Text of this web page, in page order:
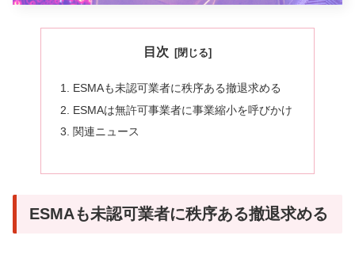
目次
ESMAも未認可業者に秩序ある撤退求める
ESMAは無許可事業者に事業縮小を呼びかけ
関連ニュース
ESMAも未認可業者に秩序ある撤退求める